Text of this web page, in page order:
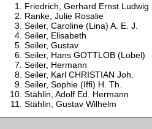
Friedrich, Gerhard Ernst Ludwig
Ranke, Julie Rosalie
Seiler, Caroline (Lina) A. E. J.
Seiler, Elisabeth
Seiler, Gustav
Seiler, Hans GOTTLOB (Lobel)
Seiler, Hermann
Seiler, Karl CHRISTIAN Joh.
Seiler, Sophie (Iffi) H. Th.
Stählin, Adolf Ed. Hermann
Stählin, Gustav Wilhelm